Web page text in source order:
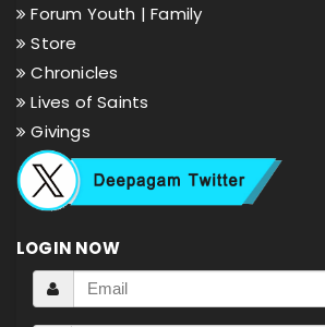
Forum Youth |Family
Store
Chronicles
Lives of Saints
Givings
LOGIN NOW